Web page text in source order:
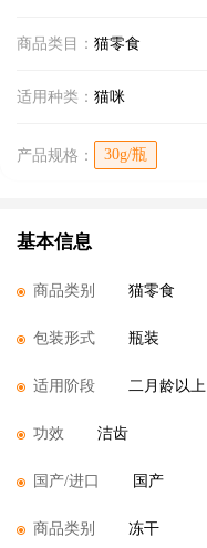
商品类目： 猫零食
适用种类： 猫咪
产品规格： 30g/瓶
基本信息
商品类别 猫零食
包装形式 瓶装
适用阶段 二月龄以上
功效 洁齿
国产/进口 国产
商品类别 冻干